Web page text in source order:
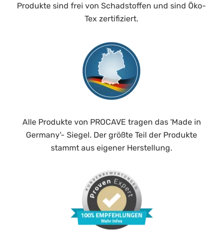
Produkte sind frei von Schadstoffen und sind Öko-
Tex zertifiziert.
Alle Produkte von PROCAVE tragen das 'Made in
Germany'- Siegel. Der größte Teil der Produkte
stammt aus eigener Herstellung.